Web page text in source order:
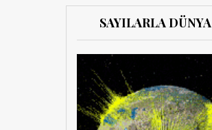
SAYILARLA DÜNYA